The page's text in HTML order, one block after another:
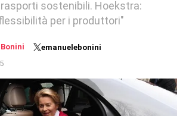
sostenibili. Hoekstra:
per i produttori"
emanuelebonini